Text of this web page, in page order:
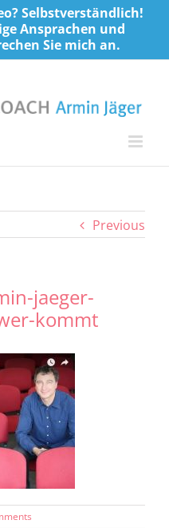
Selbstverständlich!
Ansprachen und
Sie mich an.
Previous
jaeger-
kommt